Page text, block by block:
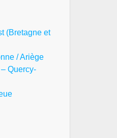
(Bretagne et
/ Ariège
Quercy-